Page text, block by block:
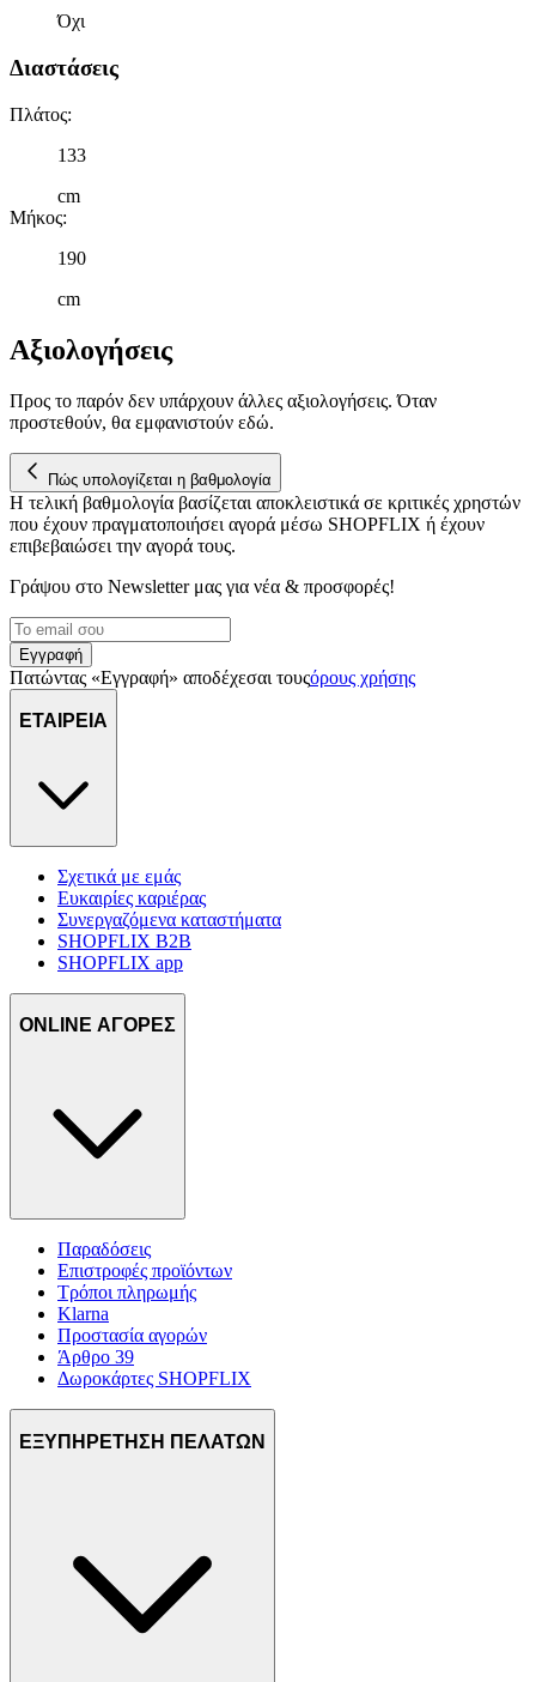
Όχι
Διαστάσεις
Πλάτος:
133
cm
Μήκος:
190
cm
Αξιολογήσεις
Προς το παρόν δεν υπάρχουν άλλες αξιολογήσεις. Όταν
προστεθούν, θα εμφανιστούν εδώ.
Πώς υπολογίζεται η βαθμολογία
Η τελική βαθμολογία βασίζεται αποκλειστικά σε κριτικές χρηστών
που έχουν πραγματοποιήσει αγορά μέσω SHOPFLIX ή έχουν
επιβεβαιώσει την αγορά τους.
Γράψου στο Νewsletter μας για νέα & προσφορές!
Εγγραφή
Πατώντας «Εγγραφή» αποδέχεσαι τουςόρους χρήσης
ΕΤΑΙΡΕΙΑ
Σχετικά με εμάς
Ευκαιρίες καριέρας
Συνεργαζόμενα καταστήματα
SHOPFLIX B2B
SHOPFLIX app
ONLINE ΑΓΟΡΕΣ
Παραδόσεις
Επιστροφές προϊόντων
Τρόποι πληρωμής
Klarna
Προστασία αγορών
Άρθρο 39
Δωροκάρτες SHOPFLIX
ΕΞΥΠΗΡΕΤΗΣΗ ΠΕΛΑΤΩΝ